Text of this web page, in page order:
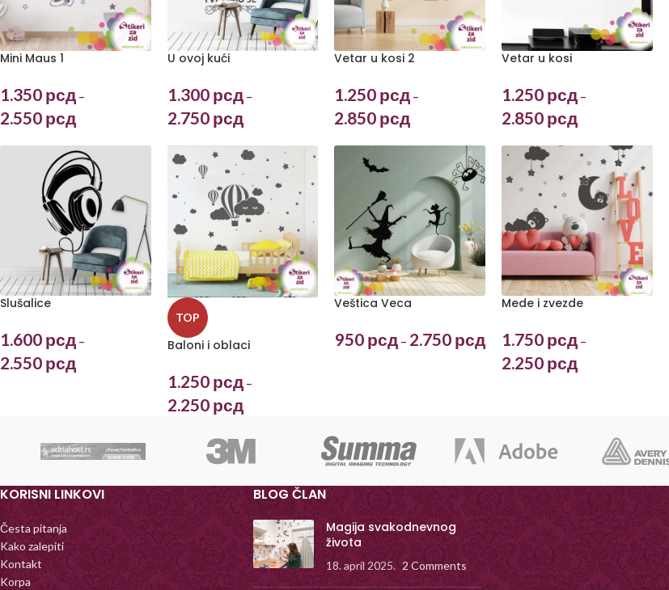
Mini Maus 1
1.350 рсд –
2.550 рсд
U ovoj kući
1.300 рсд –
2.750 рсд
Vetar u kosi 2
1.250 рсд –
2.850 рсд
Vetar u kosi
1.250 рсд –
2.850 рсд
Slušalice
1.600 рсд –
2.550 рсд
TOP
Baloni i oblaci
1.250 рсд –
2.250 рсд
Veštica Veca
950 рсд – 2.750 рсд
Mede i zvezde
1.750 рсд –
2.250 рсд
KORISNI LINKOVI
Česta pitanja
Kako zalepiti
Kontakt
Korpa
BLOG ČLAN
Magija svakodnevnog
života
18. april 2025. 2 Comments